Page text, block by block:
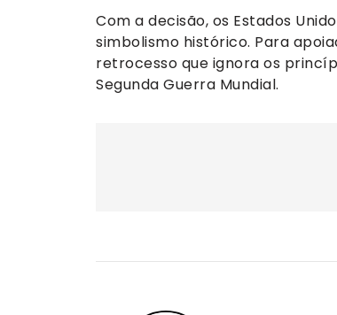
Com a decisão, os Estados
simbolismo histórico. Para
retrocesso que ignora os
Segunda Guerra Mundial.